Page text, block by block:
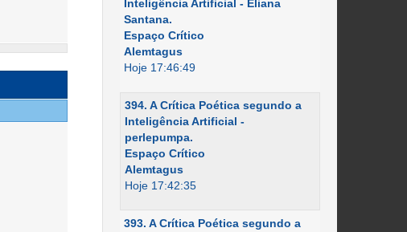
Inteligência Artificial - Eliana
Santana.
Espaço Crítico
Alemtagus
Hoje 17:46:49
394. A Crítica Poética segundo a
Inteligência Artificial -
perlepumpa.
Espaço Crítico
Alemtagus
Hoje 17:42:35
393. A Crítica Poética segundo a